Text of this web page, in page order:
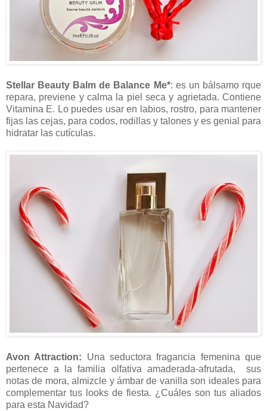
Stellar Beauty Balm de Balance Me*: es un bálsamo rque
repara, previene y calma la piel seca y agrietada. Contiene
Vitamina E. Lo puedes usar en labios, rostro, para mantener
fijas las cejas, para codos, rodillas y talones y es genial para
hidratar las cutículas.
Avon Attraction: Una seductora fragancia femenina que
pertenece a la familia olfativa amaderada-afrutada, sus
notas de mora, almizcle y ámbar de vanilla son ideales para
complementar tus looks de fiesta. ¿Cuáles son tus aliados
para esta Navidad?